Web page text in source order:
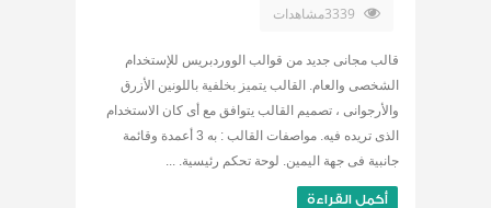
قالب مجانى جديد من قوالب الووردبريس للإستخدام
الشخصى والعام. القالب يتميز بخلفية باللونين الأزرق
والأرجوانى ، تصميم القالب يتوافق مع أى كان الاستخدام
الذى تريده فيه. مواصفات القالب : به 3 أعمدة وقائمة
جانبية فى جهة اليمين. لوحة تحكم رئيسية. ...
أكمل القراءة